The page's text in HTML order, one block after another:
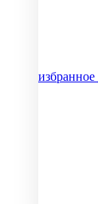
избранное